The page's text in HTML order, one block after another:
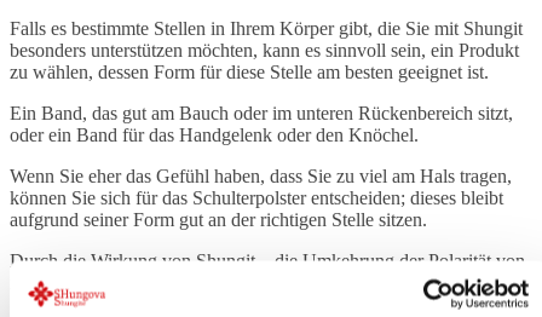
Falls es bestimmte Stellen in Ihrem Körper gibt, die Sie mit Shungit
besonders unterstützen möchten, kann es sinnvoll sein, ein Produkt
zu wählen, dessen Form für diese Stelle am besten geeignet ist.
Ein Band, das gut am Bauch oder im unteren Rückenbereich sitzt,
oder ein Band für das Handgelenk oder den Knöchel.
Wenn Sie eher das Gefühl haben, dass Sie zu viel am Hals tragen,
können Sie sich für das Schulterpolster entscheiden; dieses bleibt
aufgrund seiner Form gut an der richtigen Stelle sitzen.
Durch die Wirkung von Shungit – die Umkehrung der Polarität von
negativ zu positiv – kann dies sofort Linderung verschaffen. Wenn
Sie mehr darüber lesen möchten, schauen Sie bitte hier nach:Wie